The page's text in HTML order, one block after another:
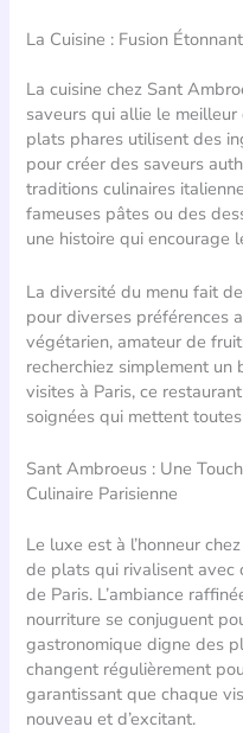
La Cuisine : Fusion
La cuisine chez Sant
saveurs qui allie le
plats phares utilisent des
pour créer des saveurs
traditions culinaires
fameuses pâtes ou des
une histoire qui encourage
La diversité du menu fait
pour diverses préférences
végétarien, amateur de
recherchiez simplement un
visites à Paris, ce
soignées qui mettent
Sant Ambroeus : Une
Culinaire Parisienne
Le luxe est à l’honneur
de plats qui rivalisent avec
de Paris. L’ambiance
nourriture se conjuguent
gastronomique digne des
changent régulièrement
garantissant que chaque
nouveau et d’excitant.